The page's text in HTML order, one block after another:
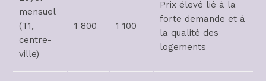
mensuel
(T1,
centre-
ville)
1 800 1 100
Prix élevé lié à la
forte demande et à
la qualité des
logements